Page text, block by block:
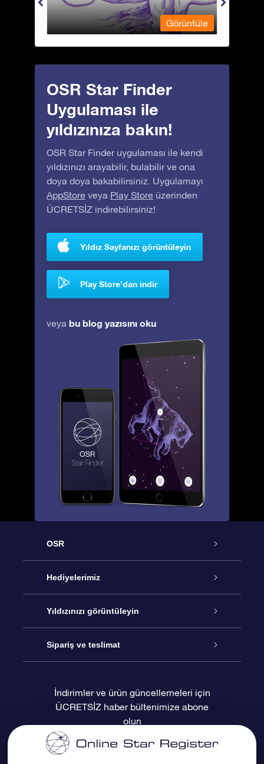
Görüntüle
OSR Star Finder
Uygulaması ile
yıldızınıza bakın!
OSR Star Finder uygulaması ile kendi
yıldızınızı arayabilir, bulabilir ve ona
doya doya bakabilirsiniz. Uygulamayı
AppStore veya Play Store üzerinden
ÜCRETSİZ indirebilirsiniz!
Yıldız Sayfanızı görüntüleyin
Play Store’dan indir
veya bu blog yazısını oku
OSR
Hizmet
İletişim
Blogu
Değerlendirmeler
Hediyelerimiz
Çevrimiçi Yıldız Hediyesi
OSR Hediye Paketi
OSR Hediye Kartı
Kurumsal hediyeler
Yıldızınızı görüntüleyin
Star Register
Kişiselleştirilmiş Yıldız Sayfası
Bir Milyon Yıldız
Sipariş ve teslimat
Ödeme bilgileri
Sevkiyat bilgileri
İndirimler ve ürün güncellemeleri için
ÜCRETSİZ haber bültenimize abone
olun